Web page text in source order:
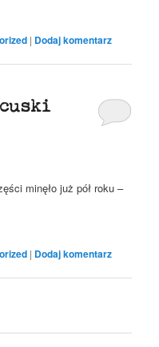
| Dodaj komentarz
minęło już pół roku –
| Dodaj komentarz